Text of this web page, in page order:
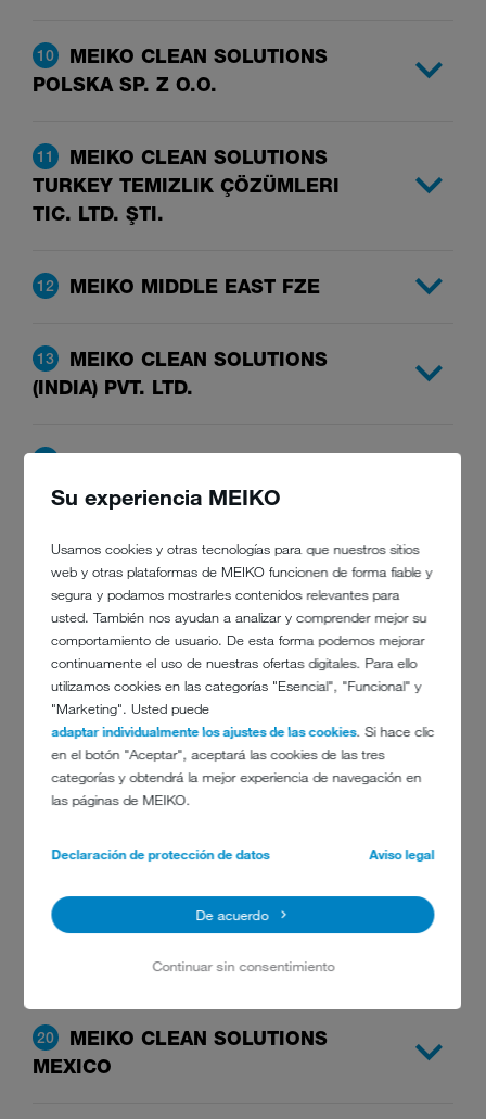
Su experiencia MEIKO
Usamos cookies y otras tecnologías para que nuestros sitios
web y otras plataformas de MEIKO funcionen de forma fiable y
segura y podamos mostrarles contenidos relevantes para
usted. También nos ayudan a analizar y comprender mejor su
comportamiento de usuario. De esta forma podemos mejorar
continuamente el uso de nuestras ofertas digitales. Para ello
utilizamos cookies en las categorías "Esencial", "Funcional" y
"Marketing". Usted puede
adaptar individualmente los ajustes de las cookies. Si hace clic
en el botón "Aceptar", aceptará las cookies de las tres
categorías y obtendrá la mejor experiencia de navegación en
las páginas de MEIKO.
Declaración de protección de datos Aviso legal
De acuerdo
Continuar sin consentimiento
10
MEIKO CLEAN SOLUTIONS
POLSKA SP. Z O.O.
11
MEIKO CLEAN SOLUTIONS
TURKEY TEMIZLIK ÇÖZÜMLERI
TIC. LTD. ŞTI.
12 MEIKO MIDDLE EAST FZE
13
MEIKO CLEAN SOLUTIONS
(INDIA) PVT. LTD.
14
MEIKO CLEAN SOLUTIONS
(SEA) SDN. BHD.
15
MEIKO CLEAN SOLUTIONS
HONG KONG LIMITED
16
MEIKO WASH-UP
TECHNOLOGIES LTD.
17
MEIKO AUSTRALIA PACIFIC
PTY. LTD.
18 MEIKO USA, INC.
MEIKO CLEAN SOLUTIONS
CANADA INC.
20
MEIKO CLEAN SOLUTIONS
MEXICO